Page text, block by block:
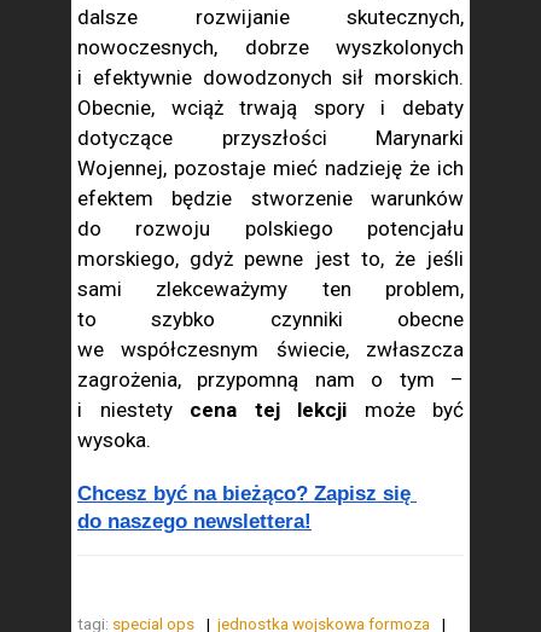
dalsze rozwijanie skutecznych,
nowoczesnych, dobrze wyszkolonych
i efektywnie dowodzonych sił morskich.
Obecnie, wciąż trwają spory i debaty
dotyczące przyszłości Marynarki
Wojennej, pozostaje mieć nadzieję że ich
efektem będzie stworzenie warunków
do rozwoju polskiego potencjału
morskiego, gdyż pewne jest to, że jeśli
sami zlekceważymy ten problem,
to szybko czynniki obecne
we współczesnym świecie, zwłaszcza
zagrożenia, przypomną nam o tym –
i niestety cena tej lekcji może być
wysoka.
Chcesz być na bieżąco? Zapisz się
do naszego newslettera!
tagi: special ops jednostka wojskowa formoza